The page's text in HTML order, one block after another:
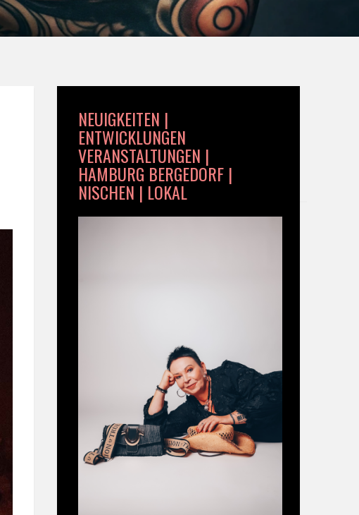
NEUIGKEITEN |
ENTWICKLUNGEN
VERANSTALTUNGEN |
HAMBURG BERGEDORF |
NISCHEN | LOKAL